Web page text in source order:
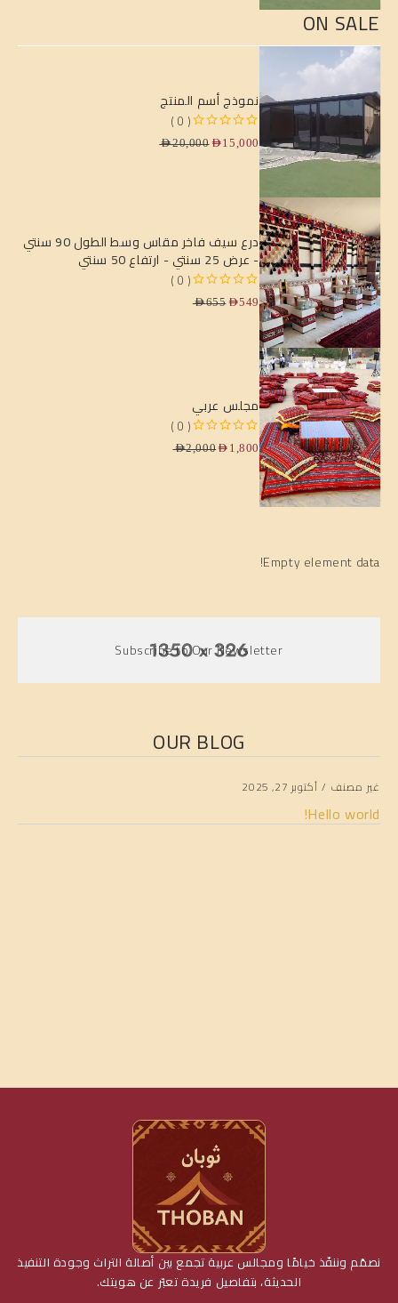
ON SALE
نموذج أسم المنتج
( 0 )
AED20,000AED15,000
درع سيف فاخر مقاس وسط الطول 90 سنتي
- عرض 25 سنتي - ارتفاع 50 سنتي
( 0 )
AED655AED549
مجلس عربي
( 0 )
AED2,000AED 1,800
Empty element data!
Subscribe to Our Newsletter
OUR BLOG
غير مصنف أكتوبر 27, 2025
Hello world!
نصمّم وننفّذ خيامًا ومجالس عربية تجمع بين أصالة التراث وجودة التنفيذ
الحديثة، بتفاصيل فريدة تعبّر عن هويتك.